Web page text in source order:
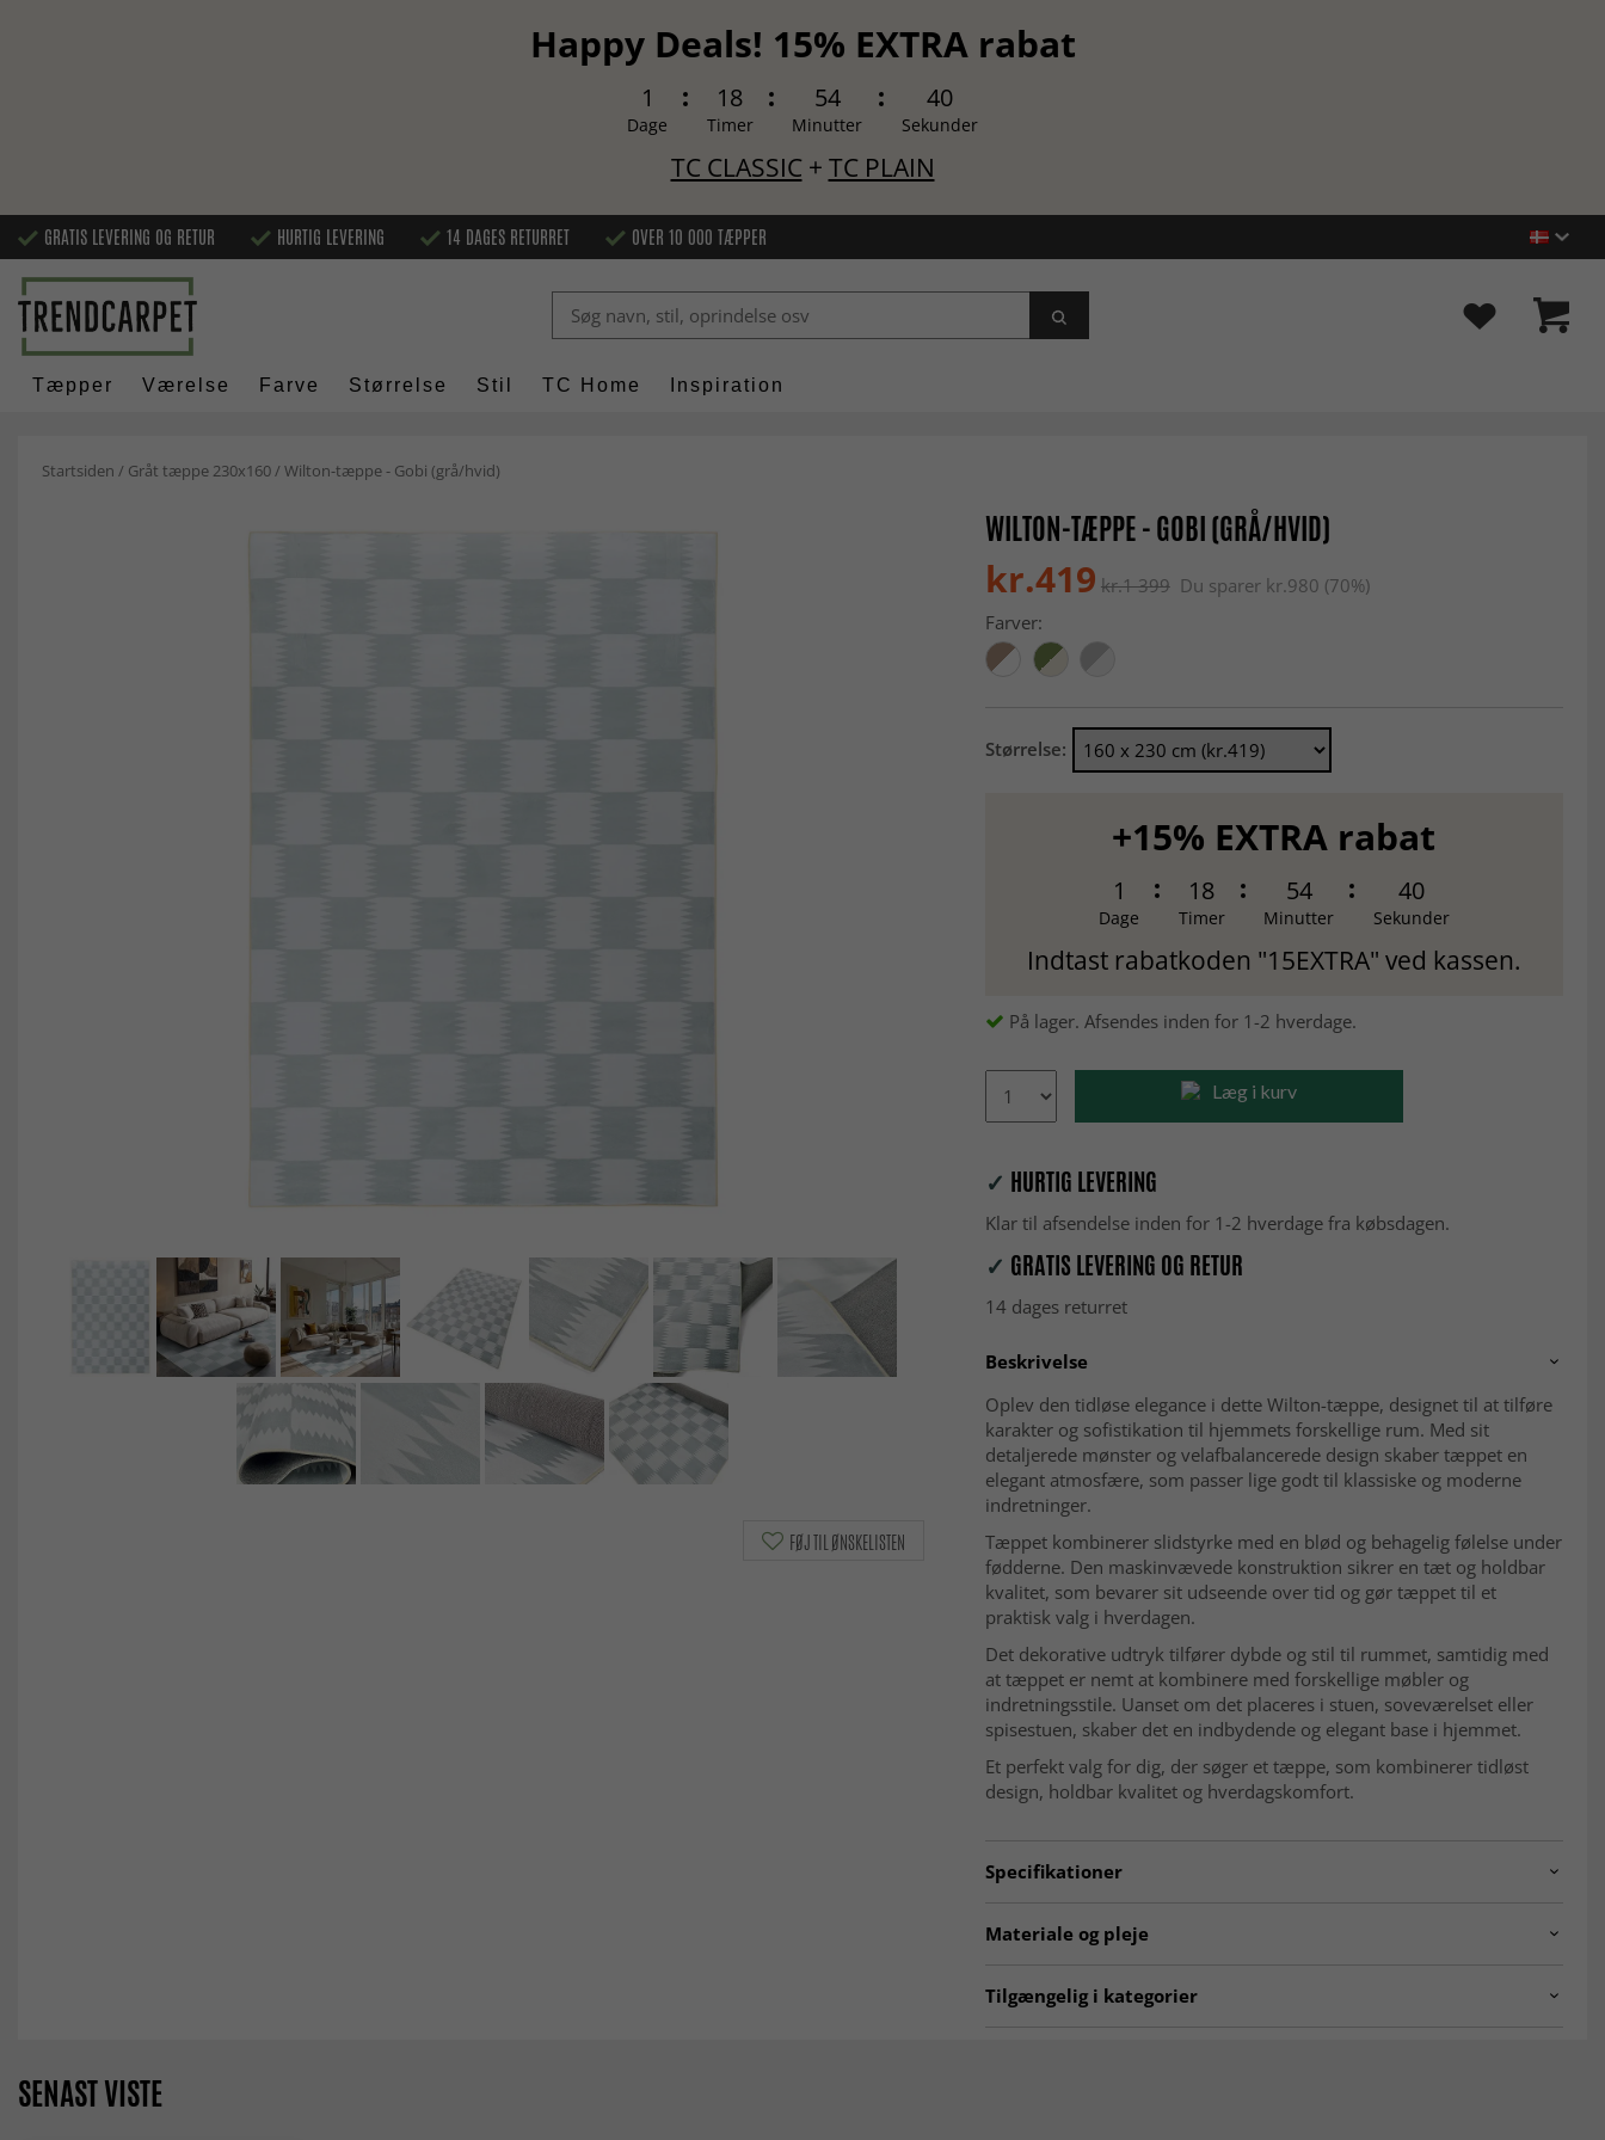
Happy Deals! 15% EXTRA rabat
1
Dage
18
Timer
54
Minutter
38
Sekunder
TC CLASSIC+ TC PLAIN
GRATIS LEVERING OG RETUR HURTIG LEVERING 14 DAGES RETURRET OVER 10 000 TÆPPER
Tæpper Værelse Farve Størrelse Stil TC Home Inspiration
Startsiden / Gråt tæppe 230x160/Wilton-tæppe - Gobi (grå/hvid)
WILTON-TÆPPE - GOBI (GRÅ/HVID)
kr.419 kr.1 399Du sparer kr.980 (70%)
Farver:
Størrelse:
+15% EXTRA rabat
1
Dage
18
Timer
54
Minutter
38
Sekunder
Indtast rabatkoden "15EXTRA" ved kassen.
På lager. Afsendes inden for 1-2 hverdage.
Læg i kurv
✓ HURTIG LEVERING
Klar til afsendelse inden for 1-2 hverdage fra købsdagen.
✓ GRATIS LEVERING OG RETUR
14 dages returret
Beskrivelse
Oplev den tidløse elegance i dette Wilton-tæppe, designet til at tilføre
karakter og sofistikation til hjemmets forskellige rum. Med sit
detaljerede mønster og velafbalancerede design skaber tæppet en
elegant atmosfære, som passer lige godt til klassiske og moderne
indretninger.
Tæppet kombinerer slidstyrke med en blød og behagelig følelse under
fødderne. Den maskinvævede konstruktion sikrer en tæt og holdbar
kvalitet, som bevarer sit udseende over tid og gør tæppet til et
praktisk valg i hverdagen.
Det dekorative udtryk tilfører dybde og stil til rummet, samtidig med
at tæppet er nemt at kombinere med forskellige møbler og
indretningsstile. Uanset om det placeres i stuen, soveværelset eller
spisestuen, skaber det en indbydende og elegant base i hjemmet.
Et perfekt valg for dig, der søger et tæppe, som kombinerer tidløst
design, holdbar kvalitet og hverdagskomfort.
Specifikationer
Materiale og pleje
Tilgængelig i kategorier
FØJ TIL ØNSKELISTEN
SENAST VISTE